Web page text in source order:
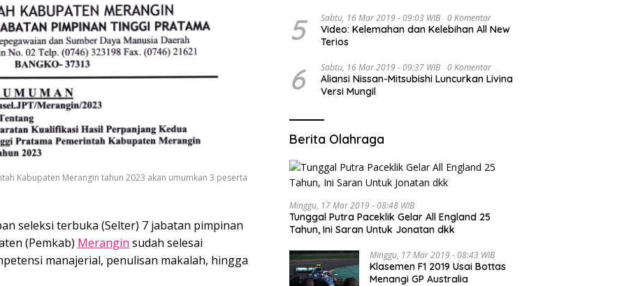
Kabupaten Merangin tahun 2023 akan umumkan 3 peserta
seleksi terbuka (Selter) 7 jabatan pimpinan
(Pemkab) Merangin sudah selesai
manajerial, penulisan makalah, hingga
5 Sabtu, 16 Mar 2019 - 09:03 WIB 0 Komentar
Video: Kelemahan dan Kelebihan All New
Terios
6 Sabtu, 16 Mar 2019 - 09:37 WIB 0 Komentar
Aliansi Nissan-Mitsubishi Luncurkan Livina
Versi Mungil
Berita Olahraga
Minggu, 17 Mar 2019 - 08:48 WIB
Tunggal Putra Paceklik Gelar All England 25
Tahun, Ini Saran Untuk Jonatan dkk
Minggu, 17 Mar 2019 - 08:43 WIB
Klasemen F1 2019 Usai Bottas
Menangi GP Australia